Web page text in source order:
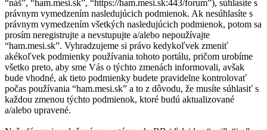
“náš”, “ham.mesi.sk”, “https://ham.mesi.sk:443/forum”), súhlasíte s
právnym vymedzením nasledujúcich podmienok. Ak nesúhlasíte s
právnym vymedzením všetkých nasledujúcich podmienok, potom sa
prosím neregistrujte a nevstupujte a/alebo nepoužívajte
“ham.mesi.sk”. Vyhradzujeme si právo kedykoľvek zmeniť
akékoľvek podmienky používania tohoto portálu, pričom urobíme
všetko preto, aby sme Vás o týchto zmenách informovali, avšak
bude vhodné, ak tieto podmienky budete pravidelne kontrolovať
počas používania “ham.mesi.sk” a to z dôvodu, že musíte súhlasiť s
každou zmenou týchto podmienok, ktoré budú aktualizované
a/alebo upravené.